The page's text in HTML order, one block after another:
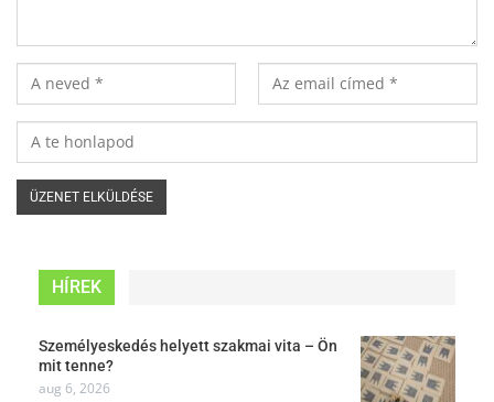
HÍREK
Személyeskedés helyett szakmai vita – Ön
mit tenne?
aug 6, 2026